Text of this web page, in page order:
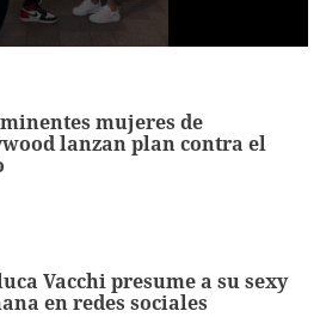
mujeres de
lanzan plan contra el
Vacchi presume a su sexy
en redes sociales